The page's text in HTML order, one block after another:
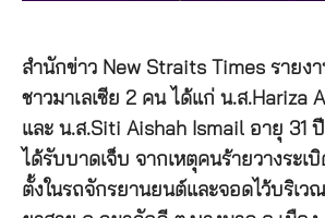
สำนักข่าว New Straits Times รายง
ชาวมาเลเซีย 2 คน ได้แก่ น.ส.Hariza
และ น.ส.Siti Aishah Ismail อายุ 31
ได้รับบาดเจ็บ จากเหตุคนร้ายวางระเ
ตั้งในรถจักรยานยนต์และจอดไว้บริเว